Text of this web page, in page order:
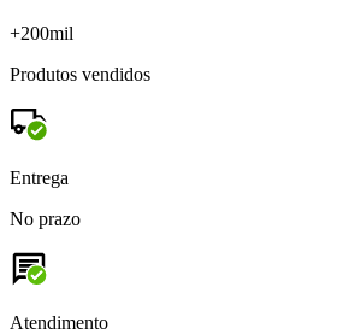
+200mil
Produtos vendidos
Entrega
No prazo
Atendimento